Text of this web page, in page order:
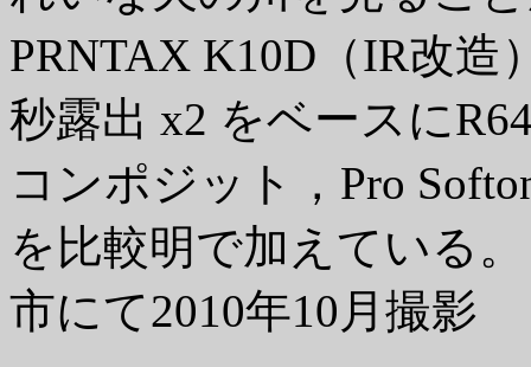
PRNTAX K10D（IR改造
秒露出 x2 をベースに
コンポジット，Pro
を比較明で加えている
市にて2010年10月撮影